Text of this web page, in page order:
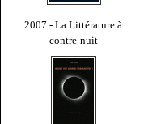
2007 - La Littérature à
contre-nuit